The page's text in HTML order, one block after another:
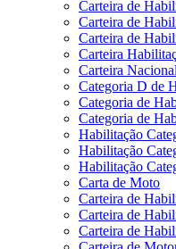
Carteira de
Carteira de
Carteira de
Carteira
Carteira
Categoria D de
Categoria de
Categoria de
Habilitação
Habilitação
Habilitação
Carta de Moto
Carteira de
Carteira de
Carteira de